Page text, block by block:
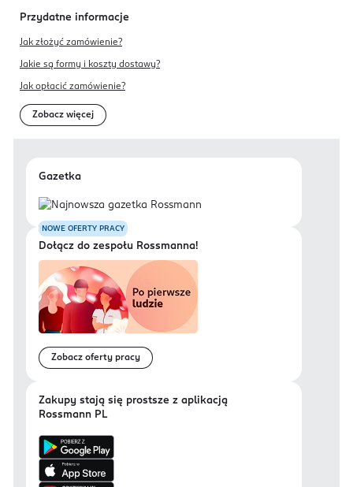
Przydatne informacje
Jak złożyć zamówienie?
Jakie są formy i koszty dostawy?
Jak opłacić zamówienie?
Zobacz więcej
Gazetka
NOWE OFERTY PRACY
Dołącz do zespołu Rossmanna!
Zobacz oferty pracy
Zakupy stają się prostsze z aplikacją
Rossmann PL